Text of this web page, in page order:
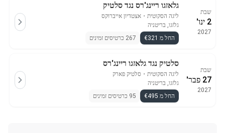
שבת
2 ינו'
2027
גלאזגו ריינג'רס נגד סלטיק
ליגה הסקוטית ・ אצטדיון אייברוקס
גלזגו, בריטניה
החל מ €321
267 כרטיסים זמינים
שבת
27 פבר'
2027
סלטיק נגד גלאזגו ריינג'רס
ליגה הסקוטית ・ סלטיק פארק
גלזגו, בריטניה
החל מ €495
95 כרטיסים זמינים